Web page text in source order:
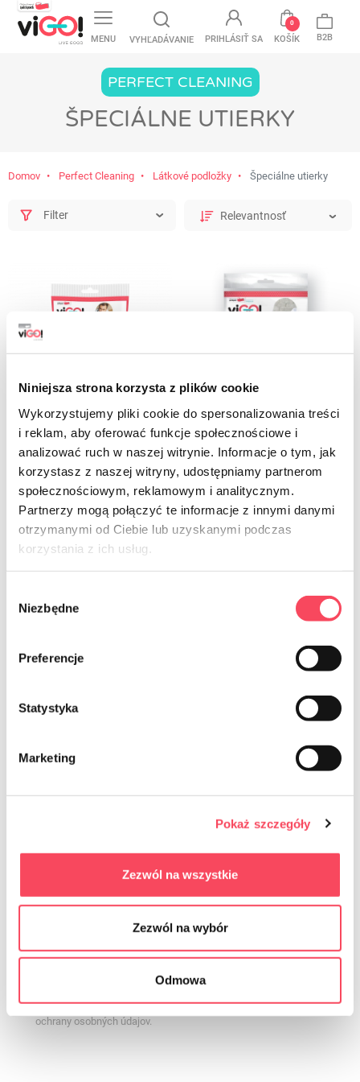
Niniejsza strona korzysta z plików cookie
Wykorzystujemy pliki cookie do spersonalizowania treści
i reklam, aby oferować funkcje społecznościowe i
analizować ruch w naszej witrynie. Informacje o tym, jak
korzystasz z naszej witryny, udostępniamy partnerom
społecznościowym, reklamowym i analitycznym.
Partnerzy mogą połączyć te informacje z innymi danymi
otrzymanymi od Ciebie lub uzyskanymi podczas
korzystania z ich usług.
zgody
Niezbędne
Preferencje
Statystyka
Marketing
Pokaż szczegóły
Zezwól na wszystkie
Zezwól na wybór
Odmowa
MENU VYHĽADÁVANIE PRIHLÁSIŤ SA KOŠÍK
0
B2B
PERFECT CLEANING
ŠPECIÁLNE UTIERKY
Domov Perfect Cleaning Látkové podložky Špeciálne utierky
Filter
7732003
viGO! Štandardné utierky do
domácnosti 3 kusy
3,99 złbrutto
- +
7732392
viGO! Štandardné multifunkčné
utierky 10 kusov
8,99 złbrutto
Prihláste sa na odber noviniek
Súhlasím so zasielaním obchodných informácií prostredníctvom
dňa 18.07.2002 o poskytovaní elektronických služieb (Zbierka
adresu ohľadom ponúkaných služieb súhlas je dobrovoľný a je
e-mailu. Odvolanie súhlasu nemá vplyv na zákonnosť spracúvania
údaje v súlade sZásadami ochrany osobných údajov. Pravidlá
ochrany osobných údajov.